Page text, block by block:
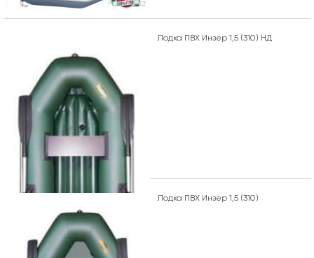
Лодка ПВХ Инзер 1,5 (310) НД
Лодка ПВХ Инзер 1,5 (310)